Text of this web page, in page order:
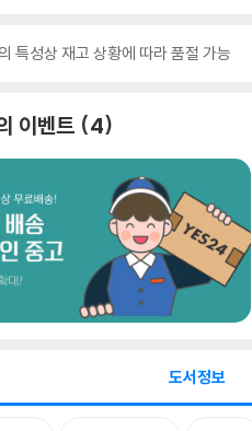
특성상 재고 상황에 따라 품절 가능
이벤트 4
도서정보